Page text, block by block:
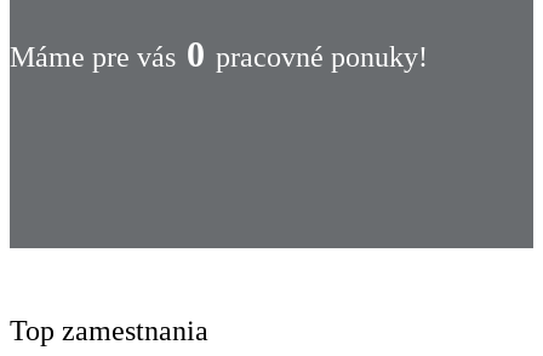
Máme pre vás 0 pracovné ponuky!
Top zamestnania